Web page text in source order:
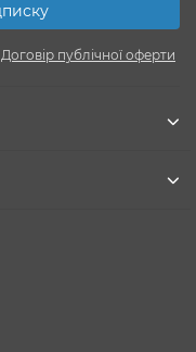
Договір публічної оферти